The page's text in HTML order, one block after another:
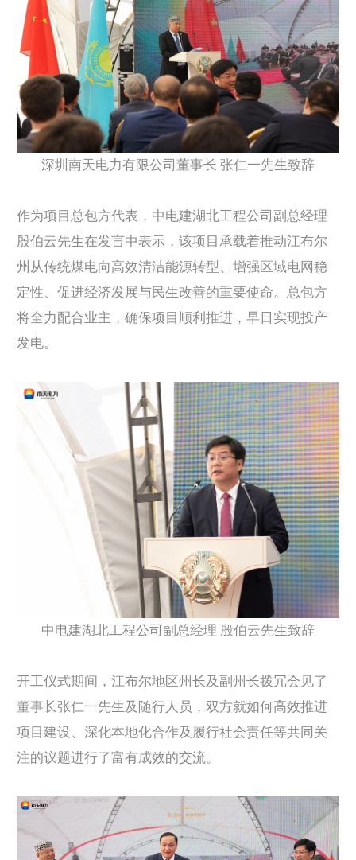
深圳南天电力有限公司董事长 张仁一先生致辞
作为项目总包方代表，中电建湖北工程公司副总经理
殷伯云先生在发言中表示，该项目承载着推动江布尔
州从传统煤电向高效清洁能源转型、增强区域电网稳
定性、促进经济发展与民生改善的重要使命。总包方
将全力配合业主，确保项目顺利推进，早日实现投产
发电。
中电建湖北工程公司副总经理 殷伯云先生致辞
开工仪式期间，江布尔地区州长及副州长拨冗会见了
董事长张仁一先生及随行人员，双方就如何高效推进
项目建设、深化本地化合作及履行社会责任等共同关
注的议题进行了富有成效的交流。